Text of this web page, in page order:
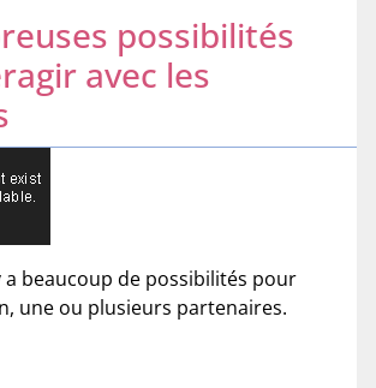
possibilités
avec les
a beaucoup de possibilités pour
une ou plusieurs partenaires.